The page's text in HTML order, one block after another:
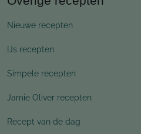
Nieuwe recepten
IJs recepten
Simpele recepten
Jamie Oliver recepten
Recept van de dag